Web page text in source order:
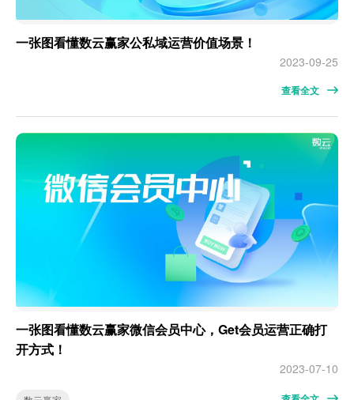
一张图看懂数云赢家公私域运营价值场景！
2023-09-25
查看全文
一张图看懂数云赢家微信会员中心，Get会员运营正确打
开方式！
2023-07-10